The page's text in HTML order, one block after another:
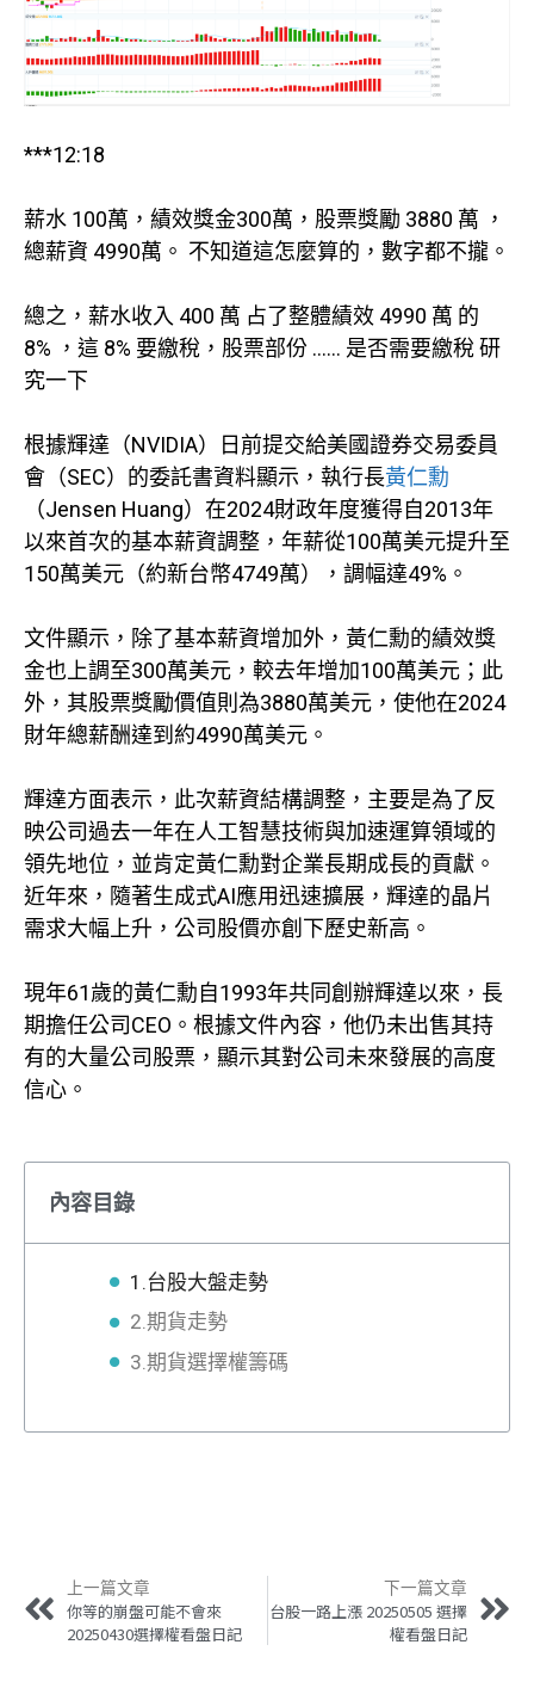
***12:18
薪水 100萬，績效獎金300萬，股票獎勵 3880 萬 ，
總薪資 4990萬。 不知道這怎麼算的，數字都不攏。
總之，薪水收入 400 萬 占了整體績效 4990 萬 的
8% ，這 8% 要繳稅，股票部份 …… 是否需要繳稅 研
究一下
根據輝達（NVIDIA）日前提交給美國證券交易委員
會（SEC）的委託書資料顯示，執行長黃仁勳
（Jensen Huang）在2024財政年度獲得自2013年
以來首次的基本薪資調整，年薪從100萬美元提升至
150萬美元（約新台幣4749萬），調幅達49%。
文件顯示，除了基本薪資增加外，黃仁勳的績效獎
金也上調至300萬美元，較去年增加100萬美元；此
外，其股票獎勵價值則為3880萬美元，使他在2024
財年總薪酬達到約4990萬美元。
輝達方面表示，此次薪資結構調整，主要是為了反
映公司過去一年在人工智慧技術與加速運算領域的
領先地位，並肯定黃仁勳對企業長期成長的貢獻。
近年來，隨著生成式AI應用迅速擴展，輝達的晶片
需求大幅上升，公司股價亦創下歷史新高。
現年61歲的黃仁勳自1993年共同創辦輝達以來，長
期擔任公司CEO。根據文件內容，他仍未出售其持
有的大量公司股票，顯示其對公司未來發展的高度
信心。
內容目錄
1.台股大盤走勢
2.期貨走勢
3.期貨選擇權籌碼
上一篇文章
你等的崩盤可能不會來
20250430選擇權看盤日記
下一篇文章
台股一路上漲 20250505 選擇
權看盤日記